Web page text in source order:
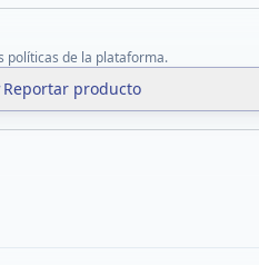
políticas de la plataforma.
Reportar producto